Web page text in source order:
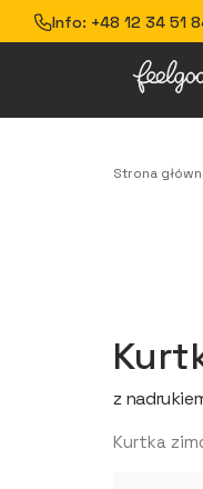
Info: +48 12 34 51
Strona
z
Kurtka